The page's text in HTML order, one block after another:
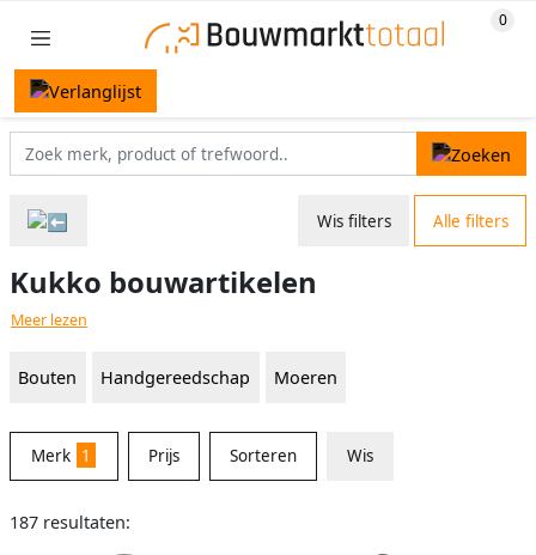
Wis filters Alle filters
Kukko bouwartikelen
Meer lezen
Bouten Handgereedschap Moeren
Merk 1 Prijs Sorteren Wis
187 resultaten: